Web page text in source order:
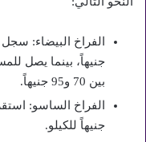
جنيهاً، بينما يصل
بين 70 و95 جنيهاً.
جنيهاً للكيلو.